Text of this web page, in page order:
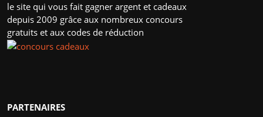
le site qui vous fait gagner argent et cadeaux
depuis 2009 grâce aux nombreux concours
gratuits et aux codes de réduction
PARTENAIRES